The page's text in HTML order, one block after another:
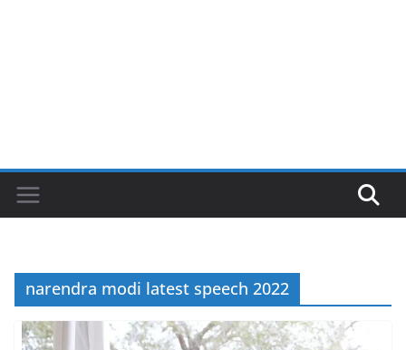
narendra modi latest speech 2022